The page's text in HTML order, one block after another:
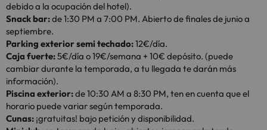
debido a la ocupación del hotel).
Snack bar:de 1:30 PM a 7:00 PM. Abierto de finales de junio a
septiembre.
Parking exterior semi techado:12€/día.
Caja fuerte:5€/día o 19€/semana + 10€ depósito. (puede
cambiar durante la temporada, a tu llegada te darán más
información).
Piscina exterior:de 10:30 AM a 8:30 PM, ten en cuenta que el
horario puede variar según temporada.
Cunas: ¡gratuitas! bajo petición y disponibilidad.